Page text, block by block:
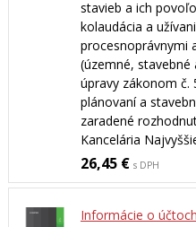
stavieb a ich
kolaudácia a
procesnoprávnymi
(územné,
úpravy zákonom č.
plánovaní a
zaradené
Kancelária
26,45 € s DPH
Informácie o